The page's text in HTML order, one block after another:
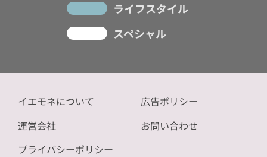
ライフスタイル
スペシャル
イエモネについて
運営会社
プライバシーポリシー
広告ポリシー
お問い合わせ